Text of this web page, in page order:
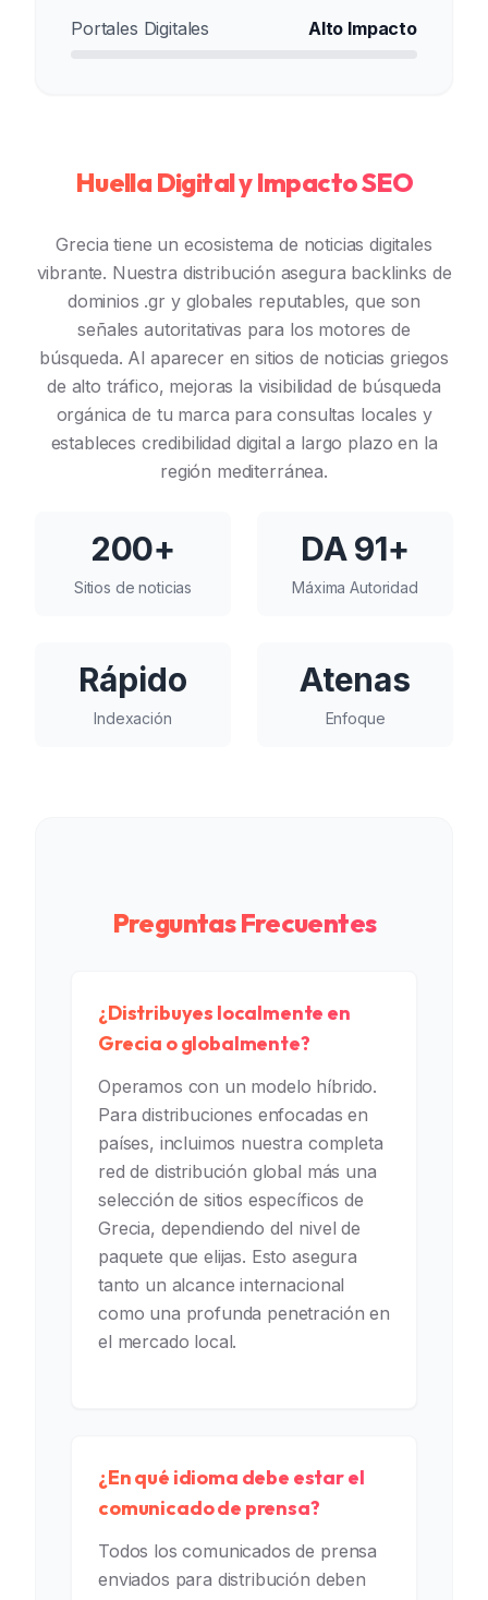
Portales Digitales Alto Impacto
Huella Digital y Impacto SEO
Grecia tiene un ecosistema de noticias digitales
vibrante. Nuestra distribución asegura backlinks de
dominios .gr y globales reputables, que son
señales autoritativas para los motores de
búsqueda. Al aparecer en sitios de noticias griegos
de alto tráfico, mejoras la visibilidad de búsqueda
orgánica de tu marca para consultas locales y
estableces credibilidad digital a largo plazo en la
región mediterránea.
200+
Sitios de noticias
DA 91+
Máxima Autoridad
Rápido
Indexación
Atenas
Enfoque
Preguntas Frecuentes
¿Distribuyes localmente en
Grecia o globalmente?
Operamos con un modelo híbrido.
Para distribuciones enfocadas en
países, incluimos nuestra completa
red de distribución global más una
selección de sitios específicos de
Grecia, dependiendo del nivel de
paquete que elijas. Esto asegura
tanto un alcance internacional
como una profunda penetración en
el mercado local.
¿En qué idioma debe estar el
comunicado de prensa?
Todos los comunicados de prensa
enviados para distribución deben